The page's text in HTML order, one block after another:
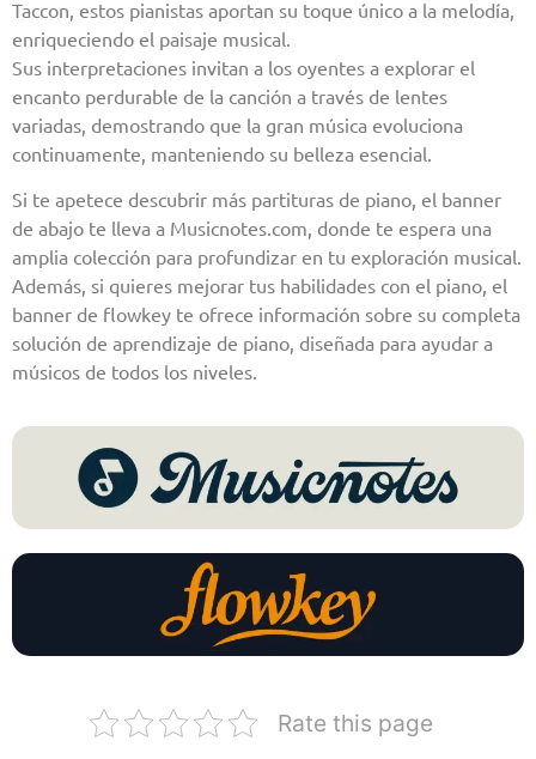
Taccon, estos pianistas aportan su toque único a la melodía,
enriqueciendo el paisaje musical.
Sus interpretaciones invitan a los oyentes a explorar el
encanto perdurable de la canción a través de lentes
variadas, demostrando que la gran música evoluciona
continuamente, manteniendo su belleza esencial.
Si te apetece descubrir más partituras de piano, el banner
de abajo te lleva a Musicnotes.com, donde te espera una
amplia colección para profundizar en tu exploración musical.
Además, si quieres mejorar tus habilidades con el piano, el
banner de flowkey te ofrece información sobre su completa
solución de aprendizaje de piano, diseñada para ayudar a
músicos de todos los niveles.
Rate this page